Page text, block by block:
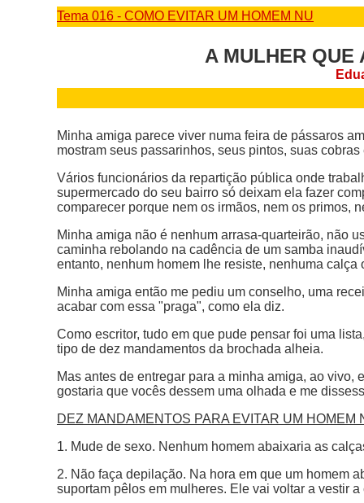
Tema 016 - COMO EVITAR UM HOMEM NU
A MULHER QUE
Minha amiga parece viver numa feira de pássaros
mostram seus passarinhos, seus pintos, suas cobras
Vários funcionários da repartição pública onde
supermercado do seu bairro só deixam ela fazer
comparecer porque nem os irmãos, nem os primos,
Minha amiga não é nenhum arrasa-quarteirão, não
caminha rebolando na cadência de um samba
entanto, nenhum homem lhe resiste, nenhuma
Minha amiga então me pediu um conselho, uma
acabar com essa "praga", como ela diz.
Como escritor, tudo em que pude pensar foi uma
tipo de dez mandamentos da brochada alheia.
Mas antes de entregar para a minha amiga, ao
gostaria que vocês dessem uma olhada e me
DEZ MANDAMENTOS PARA EVITAR UM HOMEM
1. Mude de sexo. Nenhum homem abaixaria as
2. Não faça depilação. Na hora em que um homem
suportam pêlos em mulheres. Ele vai voltar a vestir